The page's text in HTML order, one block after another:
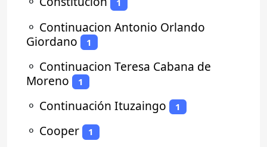
1
⚬ Continuacion Antonio Orlando
Giordano
1
⚬ Continuacion Teresa Cabana de
Moreno
1
⚬ Continuación Ituzaingo 1
⚬ Cooper 1